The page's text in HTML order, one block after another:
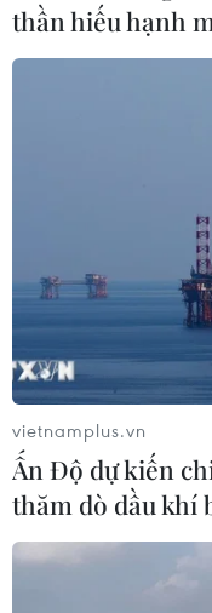
Vietjet Air và
bay giữa Aichi và
thần hiếu hạnh
vietnamplus.vn
Ấn Độ dự kiến
thăm dò dầu khí